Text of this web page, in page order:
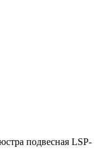
подвесная LSP-